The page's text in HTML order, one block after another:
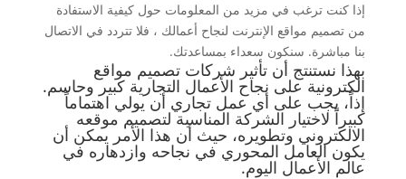
إذا كنت ترغب في مزيد من المعلومات حول كيفية الاستفادة
من تصميم مواقع الإنترنت لنجاح أعمالك ، فلا تتردد في الاتصال
بنا مباشرة. سنكون سعداء بمساعدتك.
بهذا نستنتج أن تأثير شركات تصميم مواقع
الكترونية على نجاح الأعمال التجارية كبير وحاسم.
إذاً، يجب على أي عمل تجاري أن يولي اهتماماً
كبيراً لاختيار الشركة المناسبة لتصميم موقعه
الالكتروني وتطويره، حيث أن هذا الأمر يمكن أن
يكون العامل المحوري في نجاحه وازدهاره في
عالم الأعمال اليوم.